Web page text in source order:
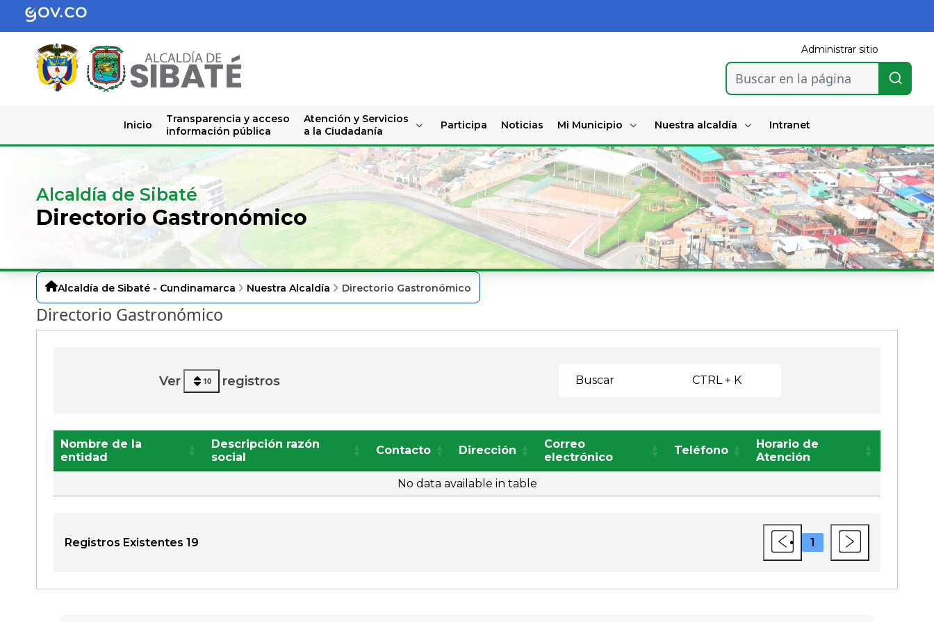
Administrar sitio
Buscar en la página
Inicio
Transparencia y acceso
información pública
Atención y Servicios
a la Ciudadanía
Participa Noticias Mi Municipio Nuestra alcaldía Intranet
Alcaldía de Sibaté
Directorio Gastronómico
Alcaldía de Sibaté - Cundinamarca Nuestra Alcaldía Directorio Gastronómico
Directorio Gastronómico
Ver 10 registros Buscar CTRL + K
Nombre de la
entidad
Descripción razón
social
Contacto Dirección
Correo
electrónico
Teléfono
Horario de
Atención
No data available in table
Registros Existentes 19 1